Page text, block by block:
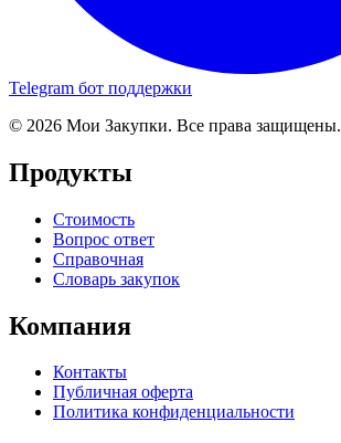
Telegram бот поддержки
© 2026 Мои Закупки. Все права защищены.
Продукты
Стоимость
Вопрос ответ
Справочная
Словарь закупок
Компания
Контакты
Публичная оферта
Политика конфиденциальности